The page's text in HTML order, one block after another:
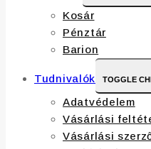
Kosár
Pénztár
Barion
Tudnivalók TOGGLE
Adatvédelem
Vásárlási
Vásárlási